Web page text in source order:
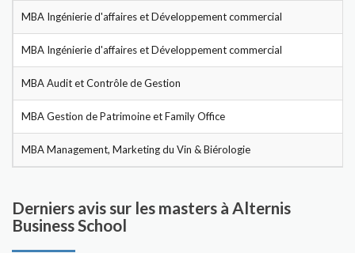
MBA Ingénierie d'affaires et Développement commercial
MBA Ingénierie d'affaires et Développement commercial
MBA Audit et Contrôle de Gestion
MBA Gestion de Patrimoine et Family Office
MBA Management, Marketing du Vin & Biérologie
Derniers avis sur les masters à Alternis
Business School